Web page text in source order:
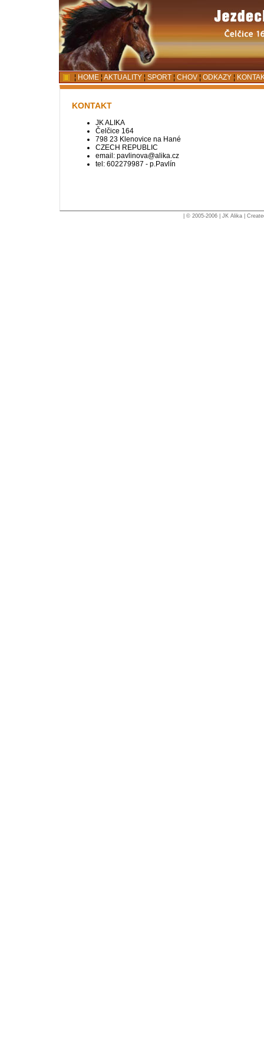
¦ HOME ¦ AKTUALITY ¦ SPORT ¦ CHOV ¦ ODKAZY ¦
KONTAKT
JK ALIKA
Čelčice 164
798 23 Klenovice na Hané
CZECH REPUBLIC
email: pavlinova@alika.cz
tel: 602279987 - p.Pavlín
| © 2005-2006 | JK Alika |